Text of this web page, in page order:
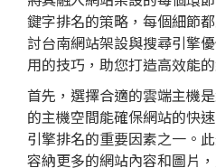
鍵字排名的策略，每個細節
討台南網站架設與搜尋引擎
用的技巧，助您打造高效能
首先，選擇合適的雲端主機
的主機空間能確保網站的快
引擎排名的重要因素之一。
容納更多的網站內容和圖片